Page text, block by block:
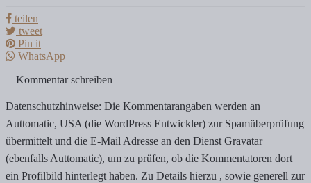
teilen
tweet
Pin it
WhatsApp
Kommentar schreiben
Datenschutzhinweise: Die Kommentarangaben werden an
Auttomatic, USA (die WordPress Entwickler) zur Spamüberprüfung
übermittelt und die E-Mail Adresse an den Dienst Gravatar
(ebenfalls Auttomatic), um zu prüfen, ob die Kommentatoren dort
ein Profilbild hinterlegt haben. Zu Details hierzu , sowie generell zur